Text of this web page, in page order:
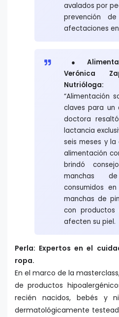
avalados por
prevención
afectaciones
●
Verónica
Nutrióloga:
“Alimentación
claves para un
doctora
lactancia
seis meses y
alimentación
brindó
manchas
consumidos
manchas de
con productos
afecten su piel.
Perla: Expertos en el
ropa.
En el marco de la
de productos
recién nacidos, bebés y
dermatológicamente